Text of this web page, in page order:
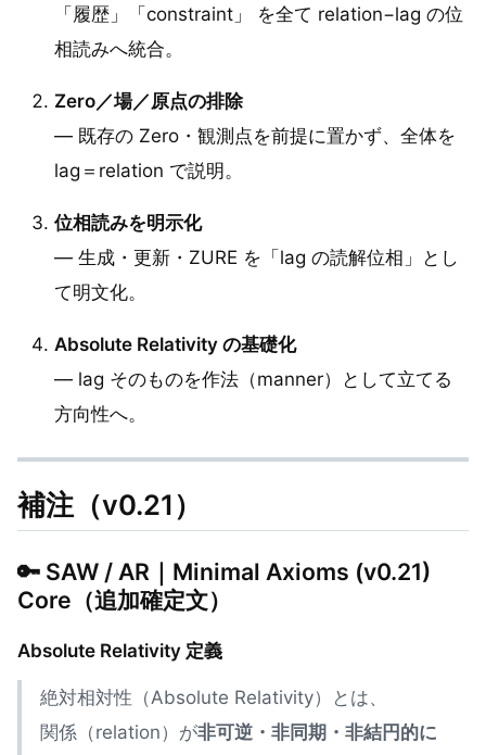
「履歴」「constraint」 を全て relation−lag の位
相読みへ統合。
Zero／場／原点の排除
— 既存の Zero・観測点を前提に置かず、全体を
lag＝relation で説明。
位相読みを明示化
— 生成・更新・ZURE を「lag の読解位相」とし
て明文化。
Absolute Relativity の基礎化
— lag そのものを作法（manner）として立てる
方向性へ。
補注（v0.21）
🔑 SAW / AR｜Minimal Axioms (v0.21)
Core（追加確定文）
Absolute Relativity 定義
絶対相対性（Absolute Relativity）とは、
関係（relation）が非可逆・非同期・非結円的に